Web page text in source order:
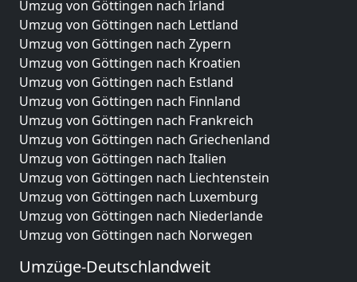
Umzug von Göttingen nach Irland
Umzug von Göttingen nach Lettland
Umzug von Göttingen nach Zypern
Umzug von Göttingen nach Kroatien
Umzug von Göttingen nach Estland
Umzug von Göttingen nach Finnland
Umzug von Göttingen nach Frankreich
Umzug von Göttingen nach Griechenland
Umzug von Göttingen nach Italien
Umzug von Göttingen nach Liechtenstein
Umzug von Göttingen nach Luxemburg
Umzug von Göttingen nach Niederlande
Umzug von Göttingen nach Norwegen
Umzüge-Deutschlandweit